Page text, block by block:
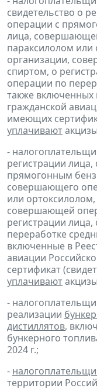
свидетельство о
операции с
лица,
параксилолом или
организации,
спиртом, о
операции по
также включенных
гражданской
имеющих
уплачивают
-
регистрации
прямогонным
совершающего
или
совершающей
регистрации
переработке
включенные в
авиации
сертификат
уплачивают
-
реализации
дистиллятов,
бункерного
2024 г.;
-
территории